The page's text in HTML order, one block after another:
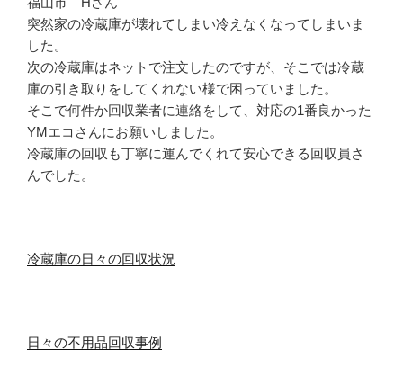
突然家の冷蔵庫が壊れてしまい冷えなくなってしまいま
した。
次の冷蔵庫はネットで注文したのですが、そこでは冷蔵
庫の引き取りをしてくれない様で困っていました。
そこで何件か回収業者に連絡をして、対応の1番良かった
YMエコさんにお願いしました。
冷蔵庫の回収も丁寧に運んでくれて安心できる回収員さ
んでした。
冷蔵庫の日々の回収状況
日々の不用品回収事例